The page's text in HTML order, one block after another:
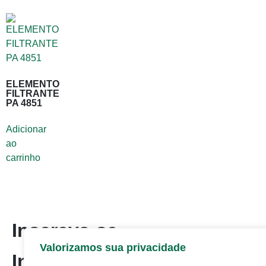
Valorizamos sua privacidade
ELEMENTO
FILTRANTE
PA 4851
Adicionar
ao
carrinho
Inscreva-se
Inscreva-se em nossa